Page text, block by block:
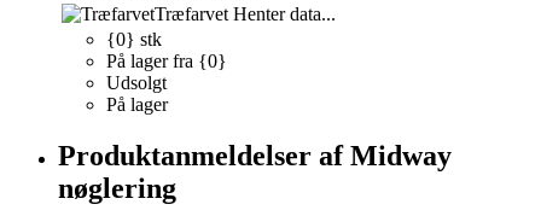
Træfarvet Henter data...
{0} stk
På lager fra {0}
Udsolgt
På lager
Produktanmeldelser af Midway
nøglering